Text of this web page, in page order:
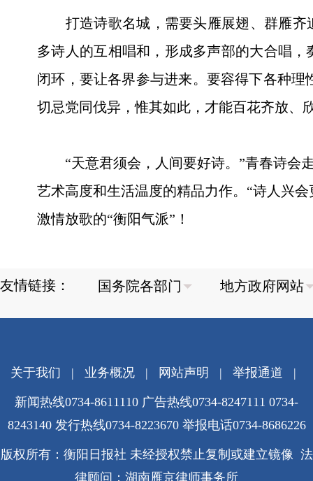
打造诗歌名城，需要头雁展翅、群雁齐
多诗人的互相唱和，形成多声部的大合唱
闭环，要让各界参与进来。要容得下各种
切忌党同伐异，惟其如此，才能百花齐放、
“天意君须会，人间要好诗。”青春诗会走
艺术高度和生活温度的精品力作。“诗人兴
激情放歌的“衡阳气派”！
友情链接：
关于我们 | 业务概况| 网站声明 | 举报通道 |
新闻热线0734-8611110 广告热线0734-8247111 0734-
8243140 发行热线0734-8223670 举报电话0734-8686226
版权所有：衡阳日报社 未经授权禁止复制或建立镜像 法
律顾问：湖南雁京律师事务所